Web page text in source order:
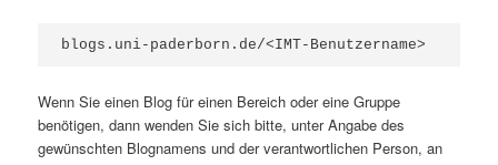
blogs.uni-paderborn.de/<IMT-Benutzername>
Wenn Sie einen Blog für einen Bereich oder eine Gruppe
benötigen, dann wenden Sie sich bitte, unter Angabe des
gewünschten Blognamens und der verantwortlichen Person, an